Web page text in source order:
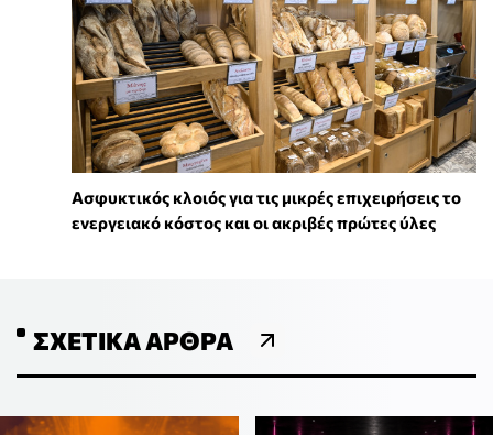
Ασφυκτικός κλοιός για τις μικρές επιχειρήσεις το
ενεργειακό κόστος και οι ακριβές πρώτες ύλες
ΣΧΕΤΙΚΆ ΆΡΘΡΑ